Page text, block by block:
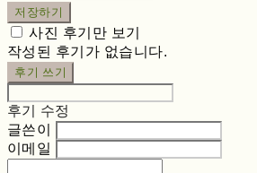
저장하기
사진 후기만 보기
작성된 후기가 없습니다.
후기 쓰기
후기 수정
글쓴이
이메일